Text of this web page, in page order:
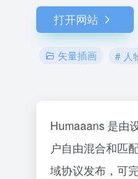
打开网站
矢量插画 # 人
Humaaans 是由
户自由混合和匹
域协议发布，可